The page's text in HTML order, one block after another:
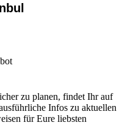
zu planen, findet Ihr auf
Infos zu aktuellen
für Eure liebsten